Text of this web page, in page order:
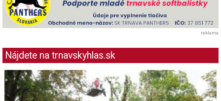
reklama
Nájdete na trnavskyhlas.sk